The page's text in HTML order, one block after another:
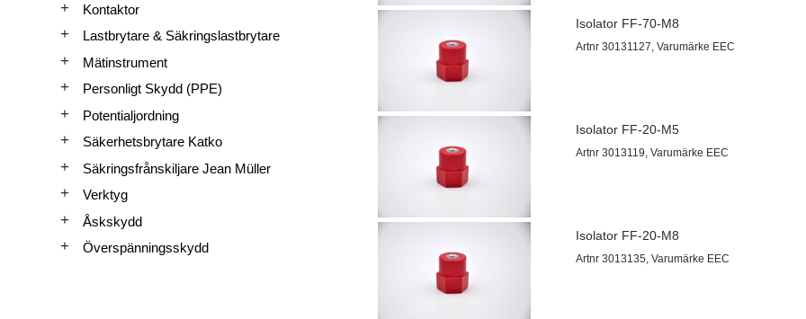
Isolator FF-70-M8
Artnr 30131127, Varumärke EEC
Isolator FF-20-M5
Artnr 3013119, Varumärke EEC
Isolator FF-20-M8
Artnr 3013135, Varumärke EEC
Kontaktor
Lastbrytare & Säkringslastbrytare
Mätinstrument
Personligt Skydd (PPE)
Potentialjordning
Säkerhetsbrytare Katko
Säkringsfrånskiljare Jean Müller
Verktyg
Åskskydd
Överspänningsskydd